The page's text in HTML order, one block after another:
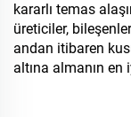
kararlı temas
üreticiler,
andan itibaren
altına almanın en